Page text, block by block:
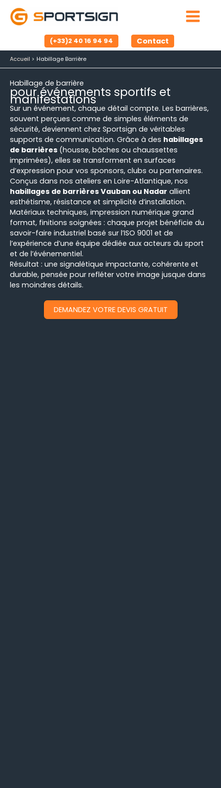
contenu
(+33)2 40 16 94 94 Contact
Accueil Habillage Barrière
Habillage de barrière
pour événements sportifs et
manifestations
Sur un événement, chaque détail compte. Les barrières,
souvent perçues comme de simples éléments de
sécurité, deviennent chez Sportsign de véritables
supports de communication. Grâce à des habillages
de barrières (housse, bâches ou chaussettes
imprimées), elles se transforment en surfaces
d’expression pour vos sponsors, clubs ou partenaires.
Conçus dans nos ateliers en Loire-Atlantique, nos
habillages de barrières Vauban ou Nadar allient
esthétisme, résistance et simplicité d’installation.
Matériaux techniques, impression numérique grand
format, finitions soignées : chaque projet bénéficie du
savoir-faire industriel basé sur l’ISO 9001 et de
l’expérience d’une équipe dédiée aux acteurs du sport
et de l’événementiel.
Résultat : une signalétique impactante, cohérente et
durable, pensée pour refléter votre image jusque dans
les moindres détails.
DEMANDEZ VOTRE DEVIS GRATUIT